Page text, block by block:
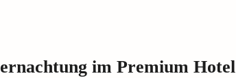
im Premium Hotel